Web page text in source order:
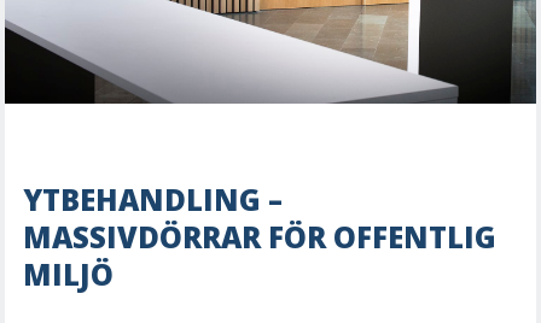
YTBEHANDLING –
MASSIVDÖRRAR FÖR OFFENTLIG
MILJÖ